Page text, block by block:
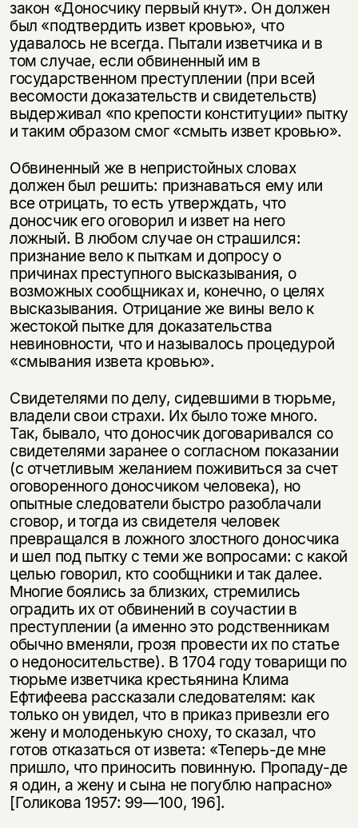
закон «Доносчику первый кнут». Он должен
был «подтвердить извет кровью», что
удавалось не всегда. Пытали изветчика и в
том случае, если обвиненный им в
государственном преступлении (при всей
весомости доказательств и свидетельств)
выдерживал «по крепости конституции» пытку
и таким образом смог «смыть извет кровью».
Обвиненный же в непристойных словах
должен был решить: признаваться ему или
все отрицать, то есть утверждать, что
доносчик его оговорил и извет на него
ложный. В любом случае он страшился:
признание вело к пыткам и допросу о
причинах преступного высказывания, о
возможных сообщниках и, конечно, о целях
высказывания. Отрицание же вины вело к
жестокой пытке для доказательства
невиновности, что и называлось процедурой
«смывания извета кровью».
Свидетелями по делу, сидевшими в тюрьме,
владели свои страхи. Их было тоже много.
Так, бывало, что доносчик договаривался со
свидетелями заранее о согласном показании
(с отчетливым желанием поживиться за счет
оговоренного доносчиком человека), но
опытные следователи быстро разоблачали
сговор, и тогда из свидетеля человек
превращался в ложного злостного доносчика
и шел под пытку с теми же вопросами: с какой
целью говорил, кто сообщники и так далее.
Многие боялись за близких, стремились
оградить их от обвинений в соучастии в
преступлении (а именно это родственникам
обычно вменяли, грозя провести их по статье
о недоносительстве). В 1704 году товарищи по
тюрьме изветчика крестьянина Клима
Ефтифеева рассказали следователям: как
только он увидел, что в приказ привезли его
жену и молоденькую сноху, то сказал, что
готов отказаться от извета: «Теперь-де мне
пришло, что приносить повинную. Пропаду-де
я один, а жену и сына не погублю напрасно»
[Голикова 1957: 99—100, 196].